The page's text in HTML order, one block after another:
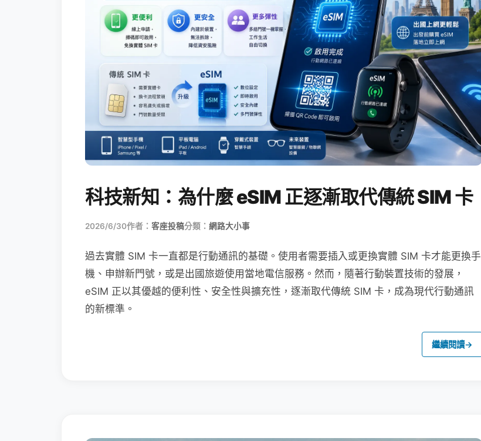
科技新知：為什麼 eSIM 正逐漸取代傳統 SIM 卡
2026/6/30作者： 客座投稿分類： 網路大小事
過去實體 SIM 卡一直都是行動通訊的基礎。使用者需要插入或更換實體 SIM 卡才能更換手
機、申辦新門號，或是出國旅遊使用當地電信服務。然而，隨著行動裝置技術的發展，
eSIM 正以其優越的便利性、安全性與擴充性，逐漸取代傳統 SIM 卡，成為現代行動通訊
的新標準。
繼續閱讀→